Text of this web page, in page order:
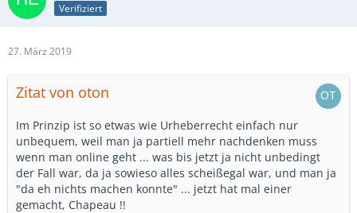
Verifiziert
27. März 2019
Zitat von oton
Im Prinzip ist so etwas wie Urheberrecht einfach nur
unbequem, weil man ja partiell mehr nachdenken muss
wenn man online geht ... was bis jetzt ja nicht unbedingt
der Fall war, da ja sowieso alles scheißegal war, und man ja
"da eh nichts machen konnte" ... jetzt hat mal einer
gemacht, Chapeau !!